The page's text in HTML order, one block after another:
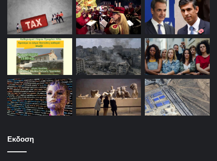
Εκδοση